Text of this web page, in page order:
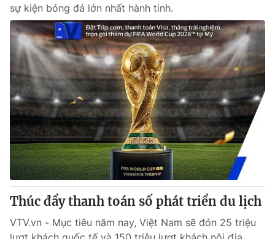
sự kiện bóng đá lớn nhất hành tinh.
Thúc đẩy thanh toán số phát triển du lịch
VTV.vn - Mục tiêu năm nay, Việt Nam sẽ đón 25 triệu